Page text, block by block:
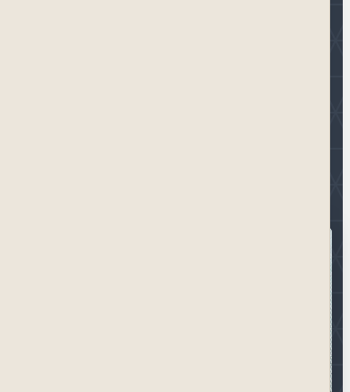
fra trykkerier og bogforlag til æske- og
ind